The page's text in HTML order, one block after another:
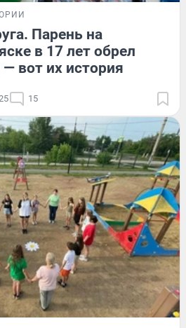
Парень на
в 17 лет обрел
вот их история
15